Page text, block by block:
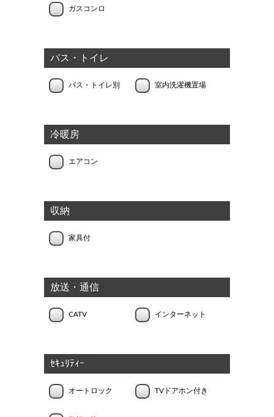
ガスコンロ
バス・トイレ
バス・トイレ別 室内洗濯機置場
冷暖房
エアコン
収納
家具付
放送・通信
CATV インターネット
ｾｷｭﾘﾃｨｰ
オートロック TVドアホン付き